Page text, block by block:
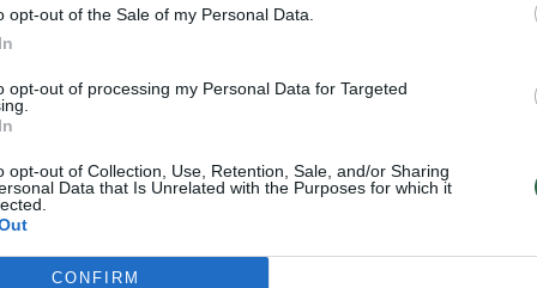
opt-out of the Sale of my Personal Data.
opt-out of processing my Personal Data for Targeted
opt-out of Collection, Use, Retention, Sale, and/or Sharing
Data that Is Unrelated with the Purposes for which it
CONFIRM
Laidos | Žinios
ir
Dronai Vokietijoje kelia vis daugiau
klausimų: du pastebėti virš karinės bazės